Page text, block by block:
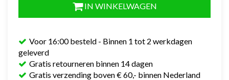
IN WINKELWAGEN
Voor 16:00 besteld - Binnen 1 tot 2 werkdagen
geleverd
Gratis retourneren binnen 14 dagen
Gratis verzending boven € 60,- binnen Nederland